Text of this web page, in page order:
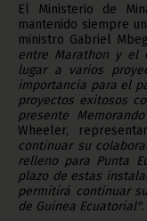
El Ministerio de
mantenido siempre
ministro Gabriel
entre Marathon y el
lugar a varios
importancia para el
proyectos exitosos
presente
Wheeler,
continuar su
relleno para Punta
plazo de estas
permitirá continuar
de Guinea Ecuatorial".